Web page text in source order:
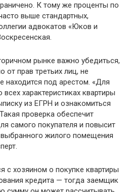
К тому же проценты по
выше стандартных,
адвокатов «Юков и
рынке важно убедиться,
прав третьих лиц, не
находится под арестом. «Для
характеристиках квартиры
из ЕГРН и ознакомиться
проверка обеспечит
самого покупателя и повысит
жилого помещения
с хозяином о покупке квартиры
кредита — тогда заемщик